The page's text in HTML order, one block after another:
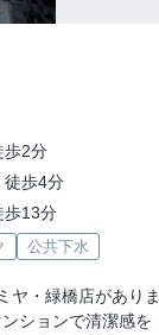
歩2分
徒歩4分
歩13分
公共下水
ヤ・緑橋店がありま
ションで清潔感を